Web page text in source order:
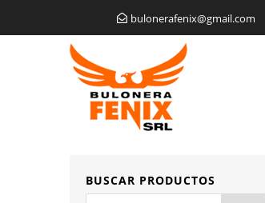
bulonerafenix@gmail.com
BUSCAR PRODUCTOS